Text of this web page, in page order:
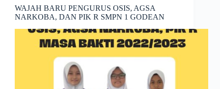
WAJAH BARU PENGURUS OSIS, AGSA
NARKOBA, DAN PIK R SMPN 1 GODEAN